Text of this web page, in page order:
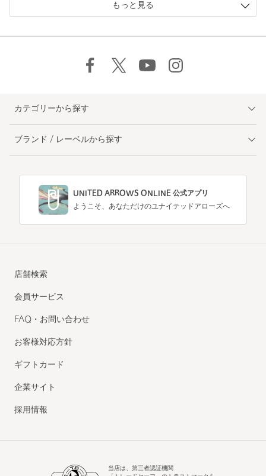
もっと見る
カテゴリーから探す
ブランド / レーベルから探す
UNITED ARROWS ONLINE 公式アプリ
ようこそ、あなただけのユナイテッドアローズへ
店舗検索
会員サービス
FAQ・お問い合わせ
お客様対応方針
ギフトカード
企業サイト
採用情報
当店は、第三者認証機関